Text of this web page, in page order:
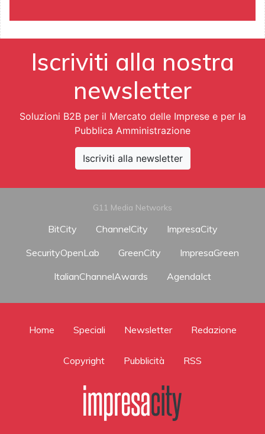
Iscriviti alla nostra
newsletter
Soluzioni B2B per il Mercato delle Imprese e per la
Pubblica Amministrazione
Iscriviti alla newsletter
G11 Media Networks
BitCity ChannelCity
ImpresaCity
SecurityOpenLab
GreenCity
ImpresaGreen
ItalianChannelAwards
AgendaIct
Home Speciali Newsletter Redazione
Copyright Pubblicità RSS